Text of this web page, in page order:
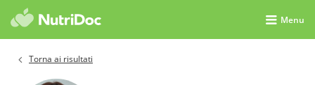
Menu
Torna ai risultati